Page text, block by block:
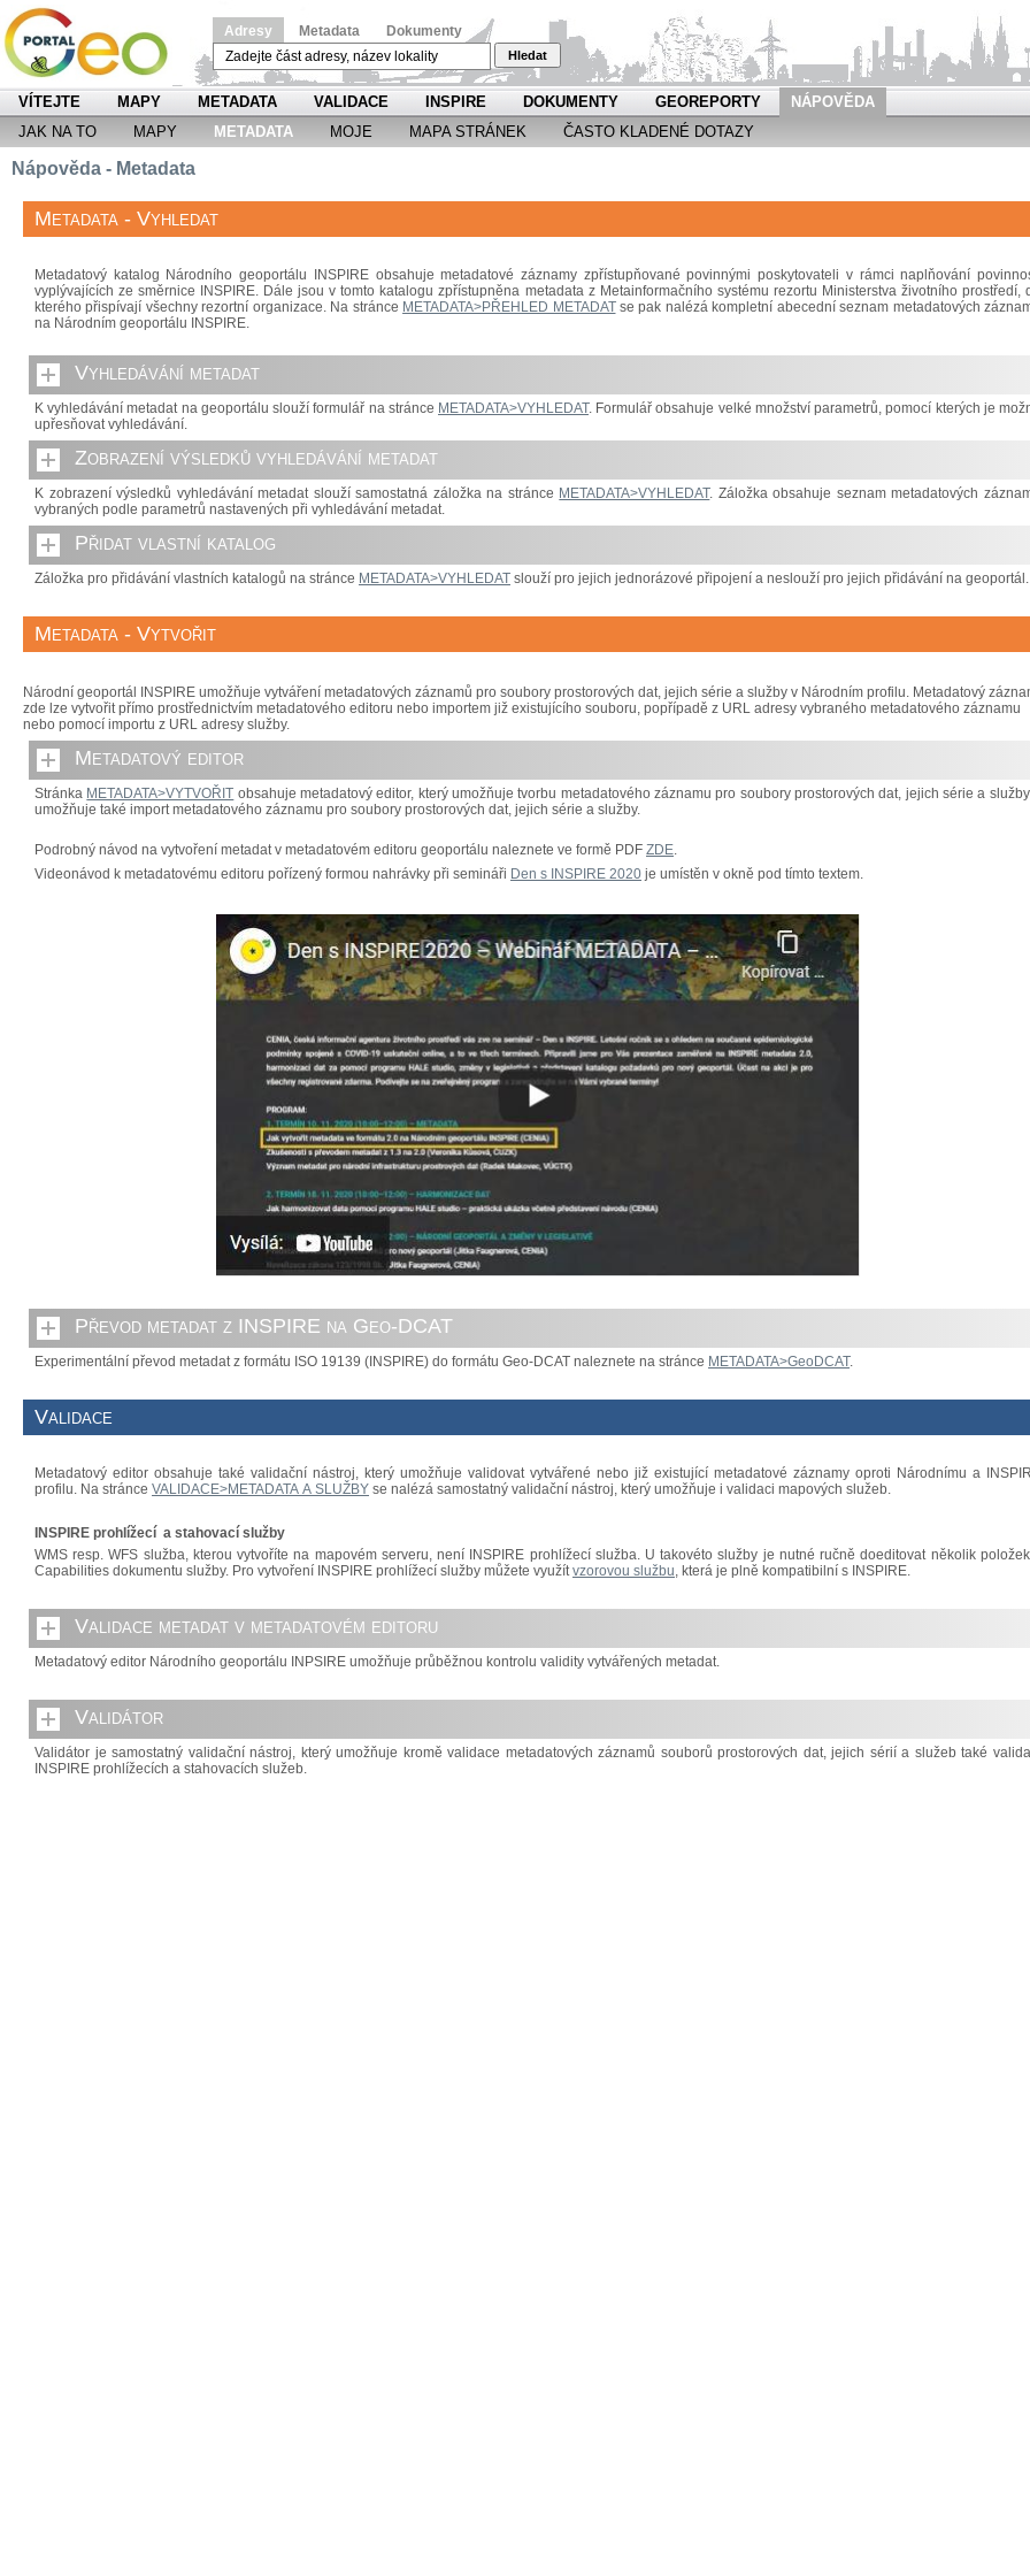
Adresy Metadata Dokumenty
Hledat
VÍTEJTE MAPY METADATA VALIDACE INSPIRE DOKUMENTY GEOREPORTY
NÁPOVĚDA
JAK NA TO
MAPY METADATA MOJE MAPA STRÁNEK ČASTO KLADENÉ DOTAZY
Nápověda - Metadata
Metadata - Vyhledat
Metadatový katalog Národního geoportálu INSPIRE obsahuje metadatové záznamy zpřístupňované povinnými poskytovateli v rámci naplňování
vyplývajících ze směrnice INSPIRE. Dále jsou v tomto katalogu zpřístupněna metadata z Metainformačního systému rezortu Ministerstva životního prostředí,
kterého přispívají všechny rezortní organizace. Na stránce METADATA>PŘEHLED METADATse pak nalézá kompletní abecední seznam metadatových
na Národním geoportálu INSPIRE.
Vyhledávání metadat
K vyhledávání metadat na geoportálu slouží formulář na stránce METADATA>VYHLEDAT. Formulář obsahuje velké množství parametrů, pomocí kterých je
upřesňovat vyhledávání.
Zobrazení výsledků vyhledávání metadat
K zobrazení výsledků vyhledávání metadat slouží samostatná záložka na stránce METADATA>VYHLEDAT. Záložka obsahuje seznam metadatových
vybraných podle parametrů nastavených při vyhledávání metadat.
Přidat vlastní katalog
Záložka pro přidávání vlastních katalogů na stránce METADATA>VYHLEDAT slouží pro jejich jednorázové připojení a neslouží pro jejich přidávání na geoportál.
Metadata - Vytvořit
Národní geoportál INSPIRE umožňuje vytváření metadatových záznamů pro soubory prostorových dat, jejich série a služby v Národním profilu. Metadatový
zde lze vytvořit přímo prostřednictvím metadatového editoru nebo importem již existujícího souboru, popřípadě z URL adresy vybraného metadatového záznamu
nebo pomocí importu z URL adresy služby.
Metadatový editor
Stránka METADATA>VYTVOŘIT obsahuje metadatový editor, který umožňuje tvorbu metadatového záznamu pro soubory prostorových dat, jejich série a
umožňuje také import metadatového záznamu pro soubory prostorových dat, jejich série a služby.
Podrobný návod na vytvoření metadat v metadatovém editoru geoportálu naleznete ve formě PDF ZDE.
Videonávod k metadatovému editoru pořízený formou nahrávky při semináři Den s INSPIRE 2020 je umístěn v okně pod tímto textem.
Převod metadat z INSPIRE na Geo-DCAT
Experimentální převod metadat z formátu ISO 19139 (INSPIRE) do formátu Geo-DCAT naleznete na stránce METADATA>GeoDCAT.
Validace
Metadatový editor obsahuje také validační nástroj, který umožňuje validovat vytvářené nebo již existující metadatové záznamy oproti Národnímu a
profilu. Na stránce VALIDACE>METADATA A SLUŽBY se nalézá samostatný validační nástroj, který umožňuje i validaci mapových služeb.
INSPIRE prohlížecí a stahovací služby
WMS resp. WFS služba, kterou vytvoříte na mapovém serveru, není INSPIRE prohlížecí služba. U takovéto služby je nutné ručně doeditovat několik
Capabilities dokumentu služby. Pro vytvoření INSPIRE prohlížecí služby můžete využítvzorovou službu, která je plně kompatibilní s INSPIRE.
Validace metadat v metadatovém editoru
Metadatový editor Národního geoportálu INPSIRE umožňuje průběžnou kontrolu validity vytvářených metadat.
Validátor
Validátor je samostatný validační nástroj, který umožňuje kromě validace metadatových záznamů souborů prostorových dat, jejich sérií a služeb také
INSPIRE prohlížecích a stahovacích služeb.